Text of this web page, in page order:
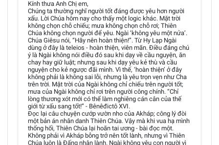
Kính thưa Anh Chị em,
Chúng ta thường nghĩ người tốt đáng được yêu hơn người
xấu. Lời Chúa hôm nay cho thấy một logic khác. Mặt trời
không chọn chỗ chiếu; mưa không chọn chỗ rơi; Thiên
Chúa không chọn người để yêu. Ngài ‘không yêu một nửa’.
Chúa Giêsu nói, “Hãy nên hoàn thiện!”. Từ Hy Lạp Ngài
dùng ở đây là teleios - hoàn thiện, viên mãn. Điều đáng chú
ý là Ngài không nói điều đó sau khi dạy về cầu nguyện, ăn
chay hay giữ luật; nhưng sau khi dạy yêu kẻ thù và cầu
nguyện cho kẻ ngược đãi mình. Vì thế, ‘hoàn thiện’ ở đây
không phải là không sai lỗi, nhưng là yêu trọn vẹn như Cha
trên trời. Mặt trời của Ngài không chỉ chiếu trên người tốt;
mưa của Ngài không chỉ rơi trên người công chính. “Chỉ
lòng thương xót mới có thể làm nghiêng cán cân của thế
giới từ xấu sang tốt!” - Bênêđictô XVI.
Đọc lại câu chuyện cướp vườn nho của Akháp; công lý đòi
một bản án nhân danh Thiên Chúa. Vậy mà khi vua hạ mình
thống hối, Thiên Chúa lại hoãn tai ương - bài đọc một.
Không phải vì Akháp bỗng trở nên tốt lành, nhưng vì Thiên
Chúa luôn là Đấng nhân lành. Ngài không yêu con người vì